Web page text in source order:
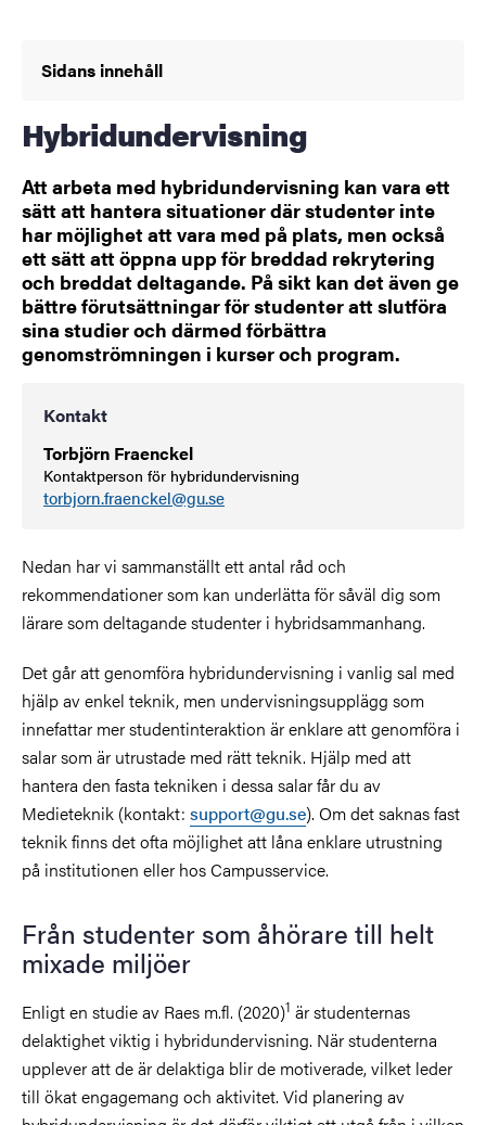
Sidans innehåll
Hybridundervisning
Att arbeta med hybridundervisning kan vara ett
sätt att hantera situationer där studenter inte
har möjlighet att vara med på plats, men också
ett sätt att öppna upp för breddad rekrytering
och breddat deltagande. På sikt kan det även ge
bättre förutsättningar för studenter att slutföra
sina studier och därmed förbättra
genomströmningen i kurser och program.
Kontakt
Torbjörn Fraenckel
Kontaktperson för hybridundervisning
torbjorn.fraenckel@gu.se
Nedan har vi sammanställt ett antal råd och
rekommendationer som kan underlätta för såväl dig som
lärare som deltagande studenter i hybridsammanhang.
Det går att genomföra hybridundervisning i vanlig sal med
hjälp av enkel teknik, men undervisningsupplägg som
innefattar mer studentinteraktion är enklare att genomföra i
salar som är utrustade med rätt teknik. Hjälp med att
hantera den fasta tekniken i dessa salar får du av
Medieteknik (kontakt: support@gu.se). Om det saknas fast
teknik finns det ofta möjlighet att låna enklare utrustning
på institutionen eller hos Campusservice.
Från studenter som åhörare till helt
mixade miljöer
Enligt en studie av Raes m.fl. (2020)1 är studenternas
delaktighet viktig i hybridundervisning. När studenterna
upplever att de är delaktiga blir de motiverade, vilket leder
till ökat engagemang och aktivitet. Vid planering av